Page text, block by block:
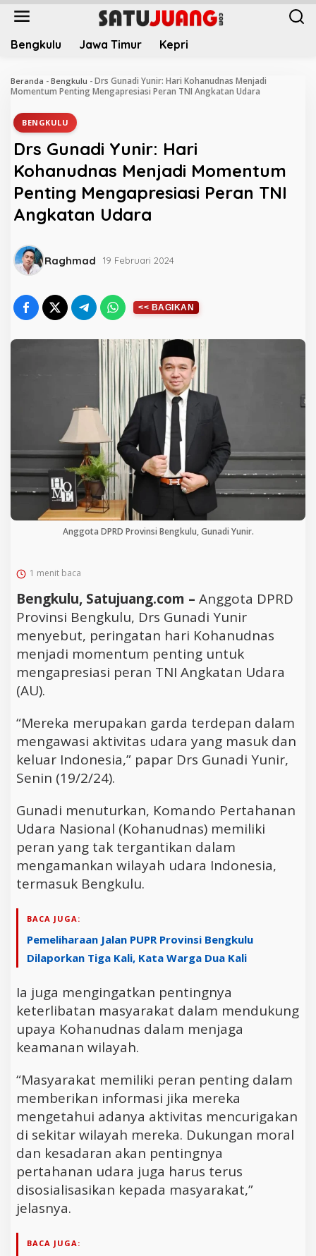
L
Bengkulu Jawa Timur Kepri
Beranda - Bengkulu - Drs Gunadi Yunir: Hari Kohanudnas Menjadi
Momentum Penting Mengapresiasi Peran TNI Angkatan Udara
BENGKULU
Drs Gunadi Yunir: Hari
Kohanudnas Menjadi Momentum
Penting Mengapresiasi Peran TNI
Angkatan Udara
Raghmad 19 Februari 2024
Anggota DPRD Provinsi Bengkulu, Gunadi Yunir.
1 menit baca
Bengkulu, Satujuang.com – Anggota DPRD
Provinsi Bengkulu, Drs Gunadi Yunir
menyebut, peringatan hari Kohanudnas
menjadi momentum penting untuk
mengapresiasi peran TNI Angkatan Udara
(AU).
“Mereka merupakan garda terdepan dalam
mengawasi aktivitas udara yang masuk dan
keluar Indonesia,” papar Drs Gunadi Yunir,
Senin (19/2/24).
Gunadi menuturkan, Komando Pertahanan
Udara Nasional (Kohanudnas) memiliki
peran yang tak tergantikan dalam
mengamankan wilayah udara Indonesia,
termasuk Bengkulu.
BACA JUGA:
Pemeliharaan Jalan PUPR Provinsi Bengkulu
Dilaporkan Tiga Kali, Kata Warga Dua Kali
Ia juga mengingatkan pentingnya
keterlibatan masyarakat dalam mendukung
upaya Kohanudnas dalam menjaga
keamanan wilayah.
“Masyarakat memiliki peran penting dalam
memberikan informasi jika mereka
mengetahui adanya aktivitas mencurigakan
di sekitar wilayah mereka. Dukungan moral
dan kesadaran akan pentingnya
pertahanan udara juga harus terus
disosialisasikan kepada masyarakat,”
jelasnya.
BACA JUGA: